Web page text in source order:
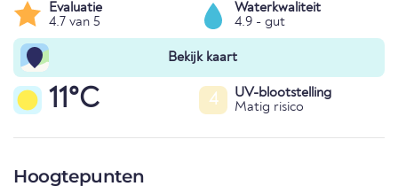
Evaluatie
4.7 van 5
Waterkwaliteit
4.9 - gut
Bekijk kaart
11°C 4
UV-blootstelling
Matig risico
Hoogtepunten